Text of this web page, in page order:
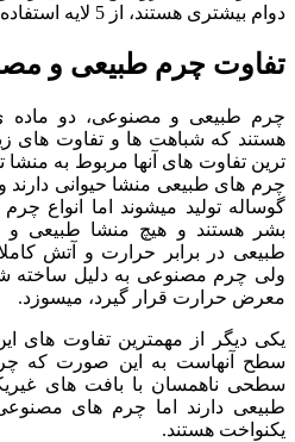
دوام بیشتری هستند، از 5 لایه استفاده میشود.
تفاوت چرم طبیعی و
چرم طبیعی و مصنوعی، دو ماده
هستند که شباهت ها و تفاوت های
ترین تفاوت های آنها مربوط به
چرم های طبیعی منشا حیوانی دارند
گوساله تولید میشوند اما انواع
بشر هستند و هیچ منشا طبیعی و
طبیعی در برابر حرارت و آتش
ولی چرم مصنوعی به دلیل ساخته
معرض حرارت قرار گیرد، میسوزد.
یکی دیگر از مهمترین تفاوت های
سطح آنهاست به این صورت که
سطحی ناهمسان با بافت های
طبیعی دارند اما چرم های
یکنواخت هستند.